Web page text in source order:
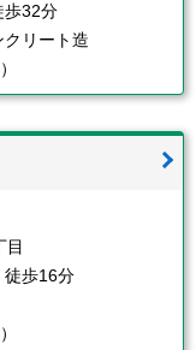
歩32分
リート造
目
徒歩16分